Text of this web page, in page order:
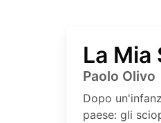
La Mia
Paolo Olivo
Dopo
paese: gli